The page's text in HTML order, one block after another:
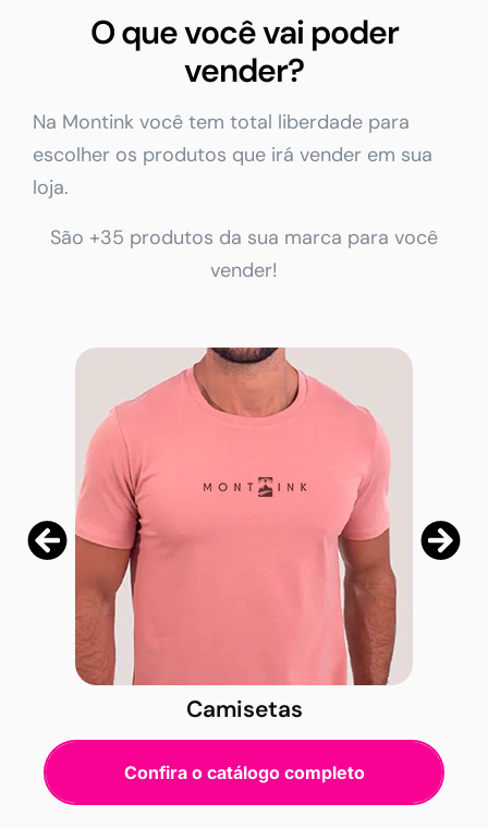
O que você vai poder
vender?
Na Montink você tem total liberdade para
escolher os produtos que irá vender em sua
loja.
São +35 produtos da sua marca para você
vender!
Camisetas
Confira o catálogo completo